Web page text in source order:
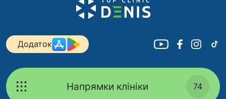
Додаток
Напрямки клініки 74